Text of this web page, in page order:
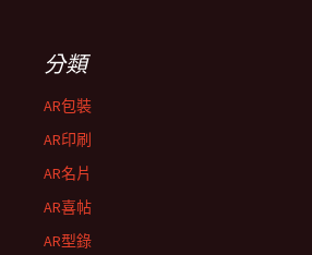
分類
AR包裝
AR印刷
AR名片
AR喜帖
AR型錄